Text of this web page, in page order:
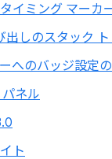
イミング マーカ
出しのスタック
へのバッジ設定
ネル
ト